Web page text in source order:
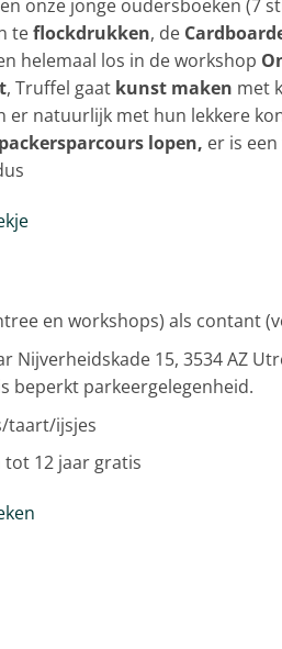
onze jonge oudersboeken (7
teflockdrukken, de
helemaal los in de workshop
, Truffel gaat kunst maken met
er natuurlijk met hun lekkere
lopen, er is
en workshops) als contant
Nijverheidskade 15, 3534 AZ
beperkt parkeergelegenheid.
taart/ijsjes
tot 12 jaar gratis